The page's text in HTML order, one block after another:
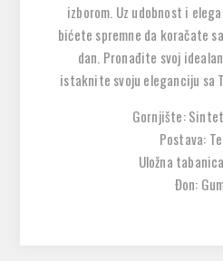
izborom. Uz udobnost i
bićete spremne da koračate
dan. Pronađite svoj
istaknite svoju eleganciju sa
Gornjište:
Postava:
Uložna
Đon: